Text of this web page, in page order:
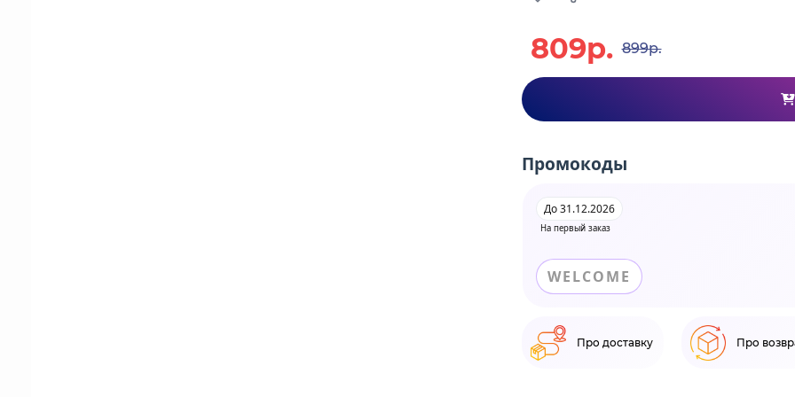
809р. 899р.
Промокоды
На первый заказ
До 31.12.2026
WELCOME
Про доставку Про